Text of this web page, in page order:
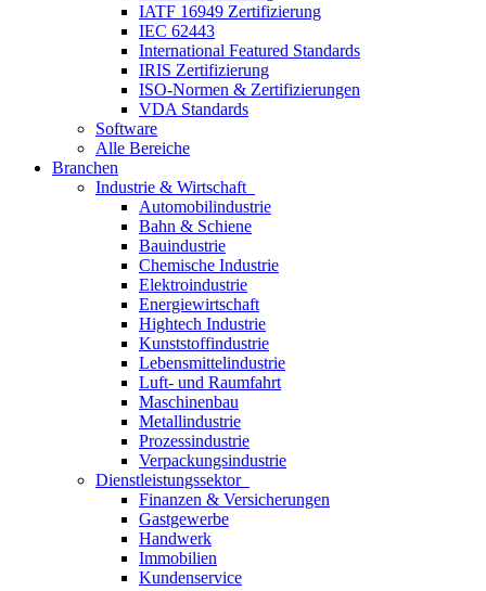
IATF 16949 Zertifizierung
IEC 62443
International Featured Standards
IRIS Zertifizierung
ISO-Normen & Zertifizierungen
VDA Standards
Software
Alle Bereiche
Branchen
Industrie & Wirtschaft
Automobilindustrie
Bahn & Schiene
Bauindustrie
Chemische Industrie
Elektroindustrie
Energiewirtschaft
Hightech Industrie
Kunststoffindustrie
Lebensmittelindustrie
Luft- und Raumfahrt
Maschinenbau
Metallindustrie
Prozessindustrie
Verpackungsindustrie
Dienstleistungssektor
Finanzen & Versicherungen
Gastgewerbe
Handwerk
Immobilien
Kundenservice